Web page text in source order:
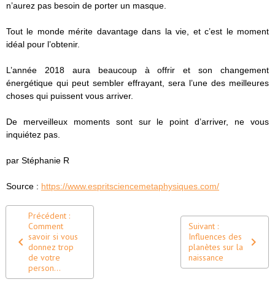
n’aurez pas besoin de porter un masque.
Tout le monde mérite davantage dans la vie, et c’est le moment
idéal pour l’obtenir.
L’année 2018 aura beaucoup à offrir et son changement
énergétique qui peut sembler effrayant, sera l’une des meilleures
choses qui puissent vous arriver.
De merveilleux moments sont sur le point d’arriver, ne vous
inquiétez pas.
par Stéphanie R
Source : https://www.espritsciencemetaphysiques.com/
Précédent :
Comment
savoir si vous
donnez trop
de votre
person...
Suivant :
Influences des
planètes sur la
naissance